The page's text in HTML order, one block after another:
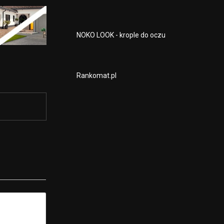
NOKO LOOK - krople do oczu
Rankomat.pl